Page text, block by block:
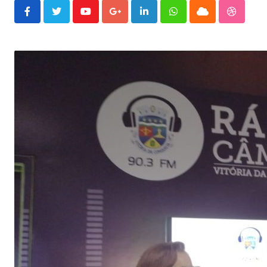
YoutubeGoogle+LinkedInWhatsappCloud